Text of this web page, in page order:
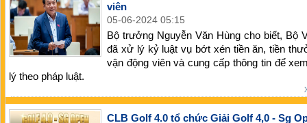
viên
05-06-2024 05:15
Bộ trưởng Nguyễn Văn Hùng cho biết, Bộ
đã xử lý kỷ luật vụ bớt xén tiền ăn, tiền
vận động viên và cung cấp thông tin để
lý theo pháp luật.
CLB Golf 4.0 tổ chức Giải Golf 4,0 - Sg